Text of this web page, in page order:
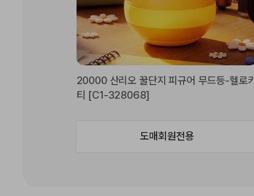
20000 산리오 꿀단지 피규어 무드등-헬로키
티 [C1-328068]
도매회원전용